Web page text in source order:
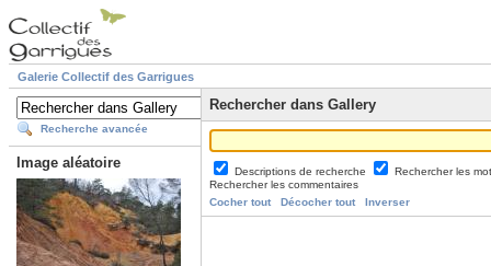
Galerie Collectif des Garrigues
Recherche avancée
Image aléatoire
Rechercher dans Gallery
Descriptions de recherche
Rechercher les
Rechercher les commentaires
Cocher tout
Décocher tout Inverser